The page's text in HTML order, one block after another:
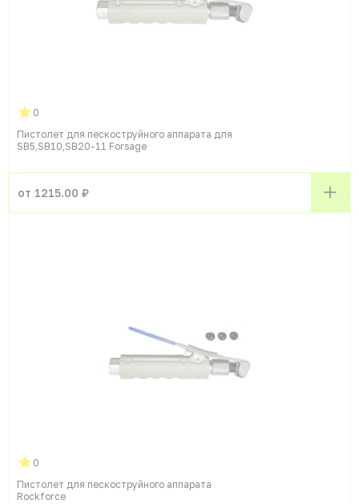
0
Пистолет для пескоструйного аппарата для
SB5,SB10,SB20-11 Forsage
от 1215.00 ₽
0
Пистолет для пескоструйного аппарата
Rockforce